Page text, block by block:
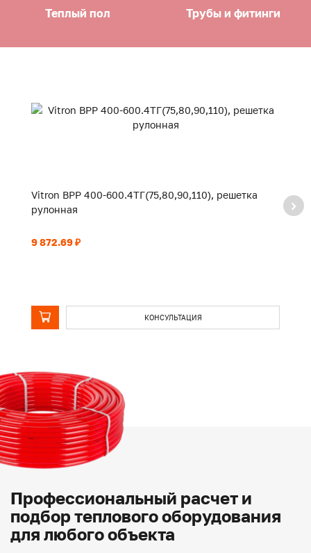
Теплый пол Трубы и фитинги
Vitron ВРР 400-600.4ТГ(75,80,90,110), решетка
рулонная
9 872.69 ₽
КОНСУЛЬТАЦИЯ
Профессиональный расчет и
подбор теплового оборудования
для любого объекта